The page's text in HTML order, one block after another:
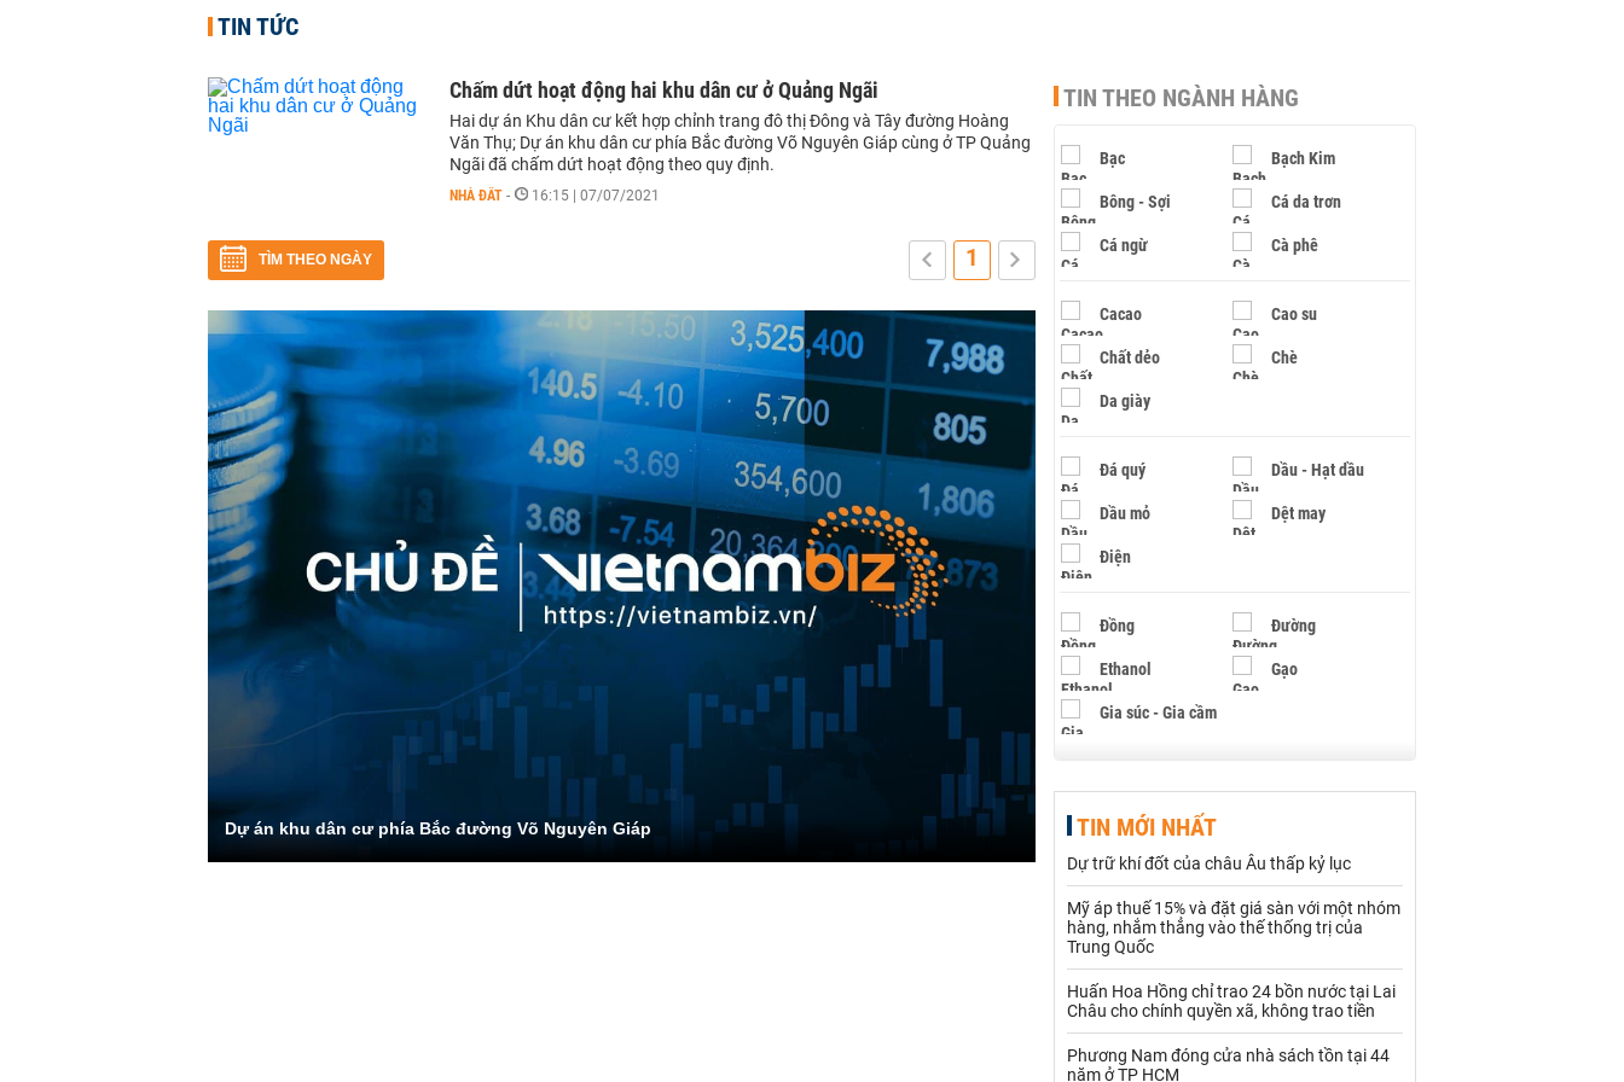
TIN TỨC
Chấm dứt hoạt động hai khu dân cư ở Quảng Ngãi
Hai dự án Khu dân cư kết hợp chỉnh trang đô thị Đông và Tây đường Hoàng
Văn Thụ; Dự án khu dân cư phía Bắc đường Võ Nguyên Giáp cùng ở TP Quảng
Ngãi đã chấm dứt hoạt động theo quy định.
NHÀ ĐẤT - 16:15 | 07/07/2021
TÌM THEO NGÀY 1
Dự án khu dân cư phía Bắc đường Võ Nguyên Giáp
TIN THEO NGÀNH HÀNG
Bạc Bạch Kim
Bông - Sợi Cá da trơn
Cá ngừ Cà phê
Cacao Cao su
Chất dẻo Chè
Da giày
Đá quý Dầu - Hạt dầu
Dầu mỏ Dệt may
Điện
Đồng Đường
Ethanol Gạo
Gia súc - Gia cầm
Hạt điều
Khí đốt
Kim loại khác Mắc ca
Ngũ cốc
Nhựa - Hạt nhựa
TIN MỚI NHẤT
Dự trữ khí đốt của châu Âu thấp kỷ lục
Mỹ áp thuế 15% và đặt giá sàn với một nhóm
hàng, nhắm thẳng vào thế thống trị của
Trung Quốc
Huấn Hoa Hồng chỉ trao 24 bồn nước tại Lai
Châu cho chính quyền xã, không trao tiền
Phương Nam đóng cửa nhà sách tồn tại 44
năm ở TP HCM